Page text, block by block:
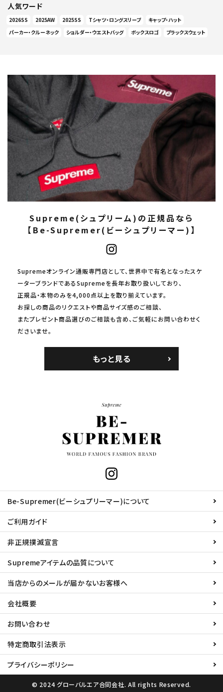
人気ワード
2026SS 2025AW 2025SS Tシャツ・ロングスリーブ
キャップ・ハット
パーカー・クルーネック
ショルダー・ウエストバッグ ボックスロゴ ブラックスウェット
Supreme(シュプリーム)の正規品なら
【Be-Supremer(ビーシュプリーマー)】
Supremeオンライン通販専門店として、世界中で有名となったスケ
ーターブランドであるSupremeを長年お取り扱いしており、
正規品・本物のみを4,000点以上を取り揃えています。
お探しの商品のリクエストや商品サイズ感のご相談、
またプレゼント商品選びのご相談も含め、ご気軽にお問い合わせく
ださいませ。
もっと見る
Be-Supremer(ビーシュプリーマー)について
ご利用ガイド
非正規撲滅宣言
Supremeアイテムの品質について
当店からのメールが届かないお客様へ
会社概要
お問い合わせ
特定商取引法表示
プライバシーポリシー
© 2024 グローバルエア合同会社. All rights Reserved.